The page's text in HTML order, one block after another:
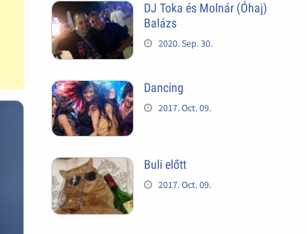
DJ Toka és Molnár (Óhaj)
Balázs
2020. Sep. 30.
Dancing
2017. Oct. 09.
Buli előtt
2017. Oct. 09.